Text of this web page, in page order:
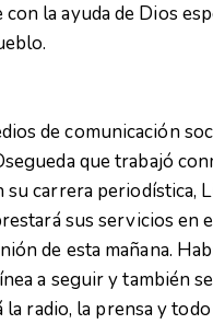
la ayuda de Dios
de comunicación
que trabajó
carrera periodística,
sus servicios en
de esta mañana.
a seguir y también
la radio, la prensa y